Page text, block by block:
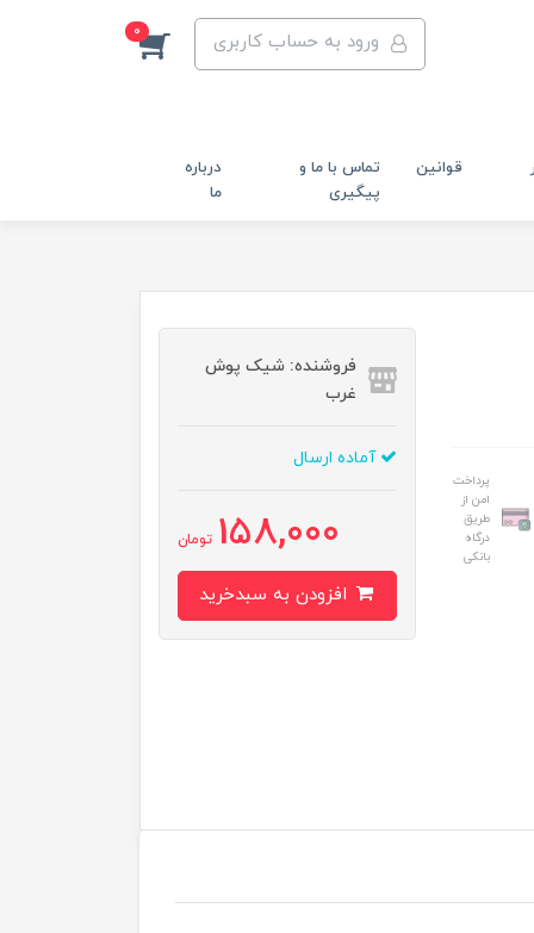
ورود به حساب کاربری 0
قوانین
تماس با ما و
پیگیری
درباره
ما
پرداخت
امن از
طریق
درگاه
بانکی
فروشنده: شیک پوش
غرب
آماده ارسال
158,000 تومان